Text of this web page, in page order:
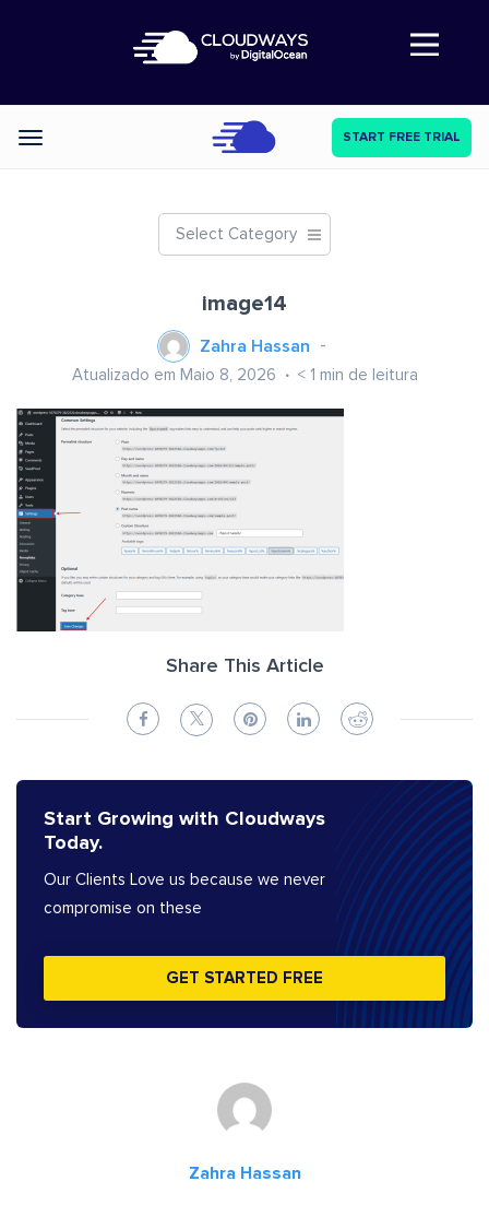
Abre a navegação
Categories START FREE TRIAL
Select Category
image14
Zahra Hassan
Atualizado em Maio 8, 2026 < 1 min de leitura
Share This Article
Start Growing with Cloudways
Today.
Our Clients Love us because we never
compromise on these
GET STARTED FREE
Zahra Hassan